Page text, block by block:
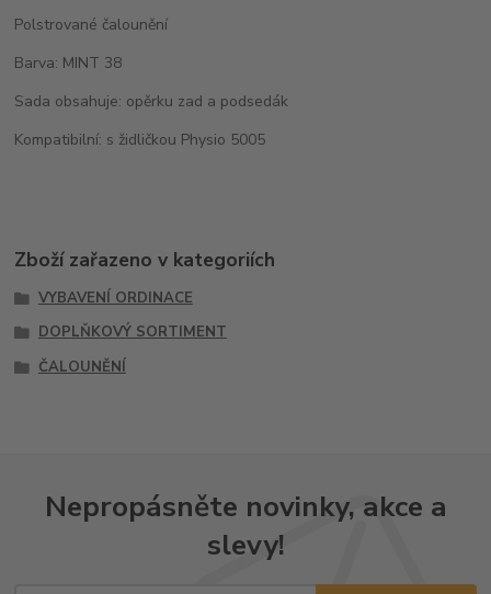
Polstrované čalounění
Barva: MINT 38
Sada obsahuje: opěrku zad a podsedák
Kompatibilní: s židličkou Physio 5005
Zboží zařazeno v kategoriích
VYBAVENÍ ORDINACE
DOPLŇKOVÝ SORTIMENT
ČALOUNĚNÍ
Nepropásněte novinky, akce a
slevy!